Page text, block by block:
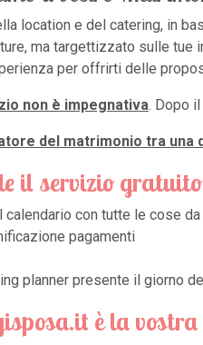
location e del catering, in
ma targettizzato sulle tue
per offrirti delle
non è impegnativa. Dopo
del matrimonio tra una
il servizio
calendario con tutte le cose
pagamenti
planner presente il giorno
è la